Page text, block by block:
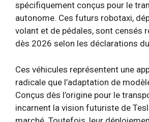
spécifiquement conçus pour le
autonome. Ces futurs robotaxi,
volant et de pédales, sont censés
dès 2026 selon les déclarations
Ces véhicules représentent une
radicale que l’adaptation de
Conçus dès l’origine pour le
incarnent la vision futuriste de